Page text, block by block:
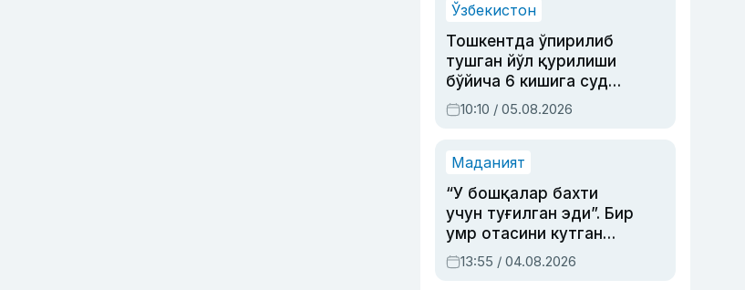
Ўзбекистон
Тошкентда ўпирилиб
тушган йўл қурилиши
бўйича 6 кишига суд
ҳукми ўқилди
10:10 / 05.08.2026
Маданият
“У бошқалар бахти
учун туғилган эди”. Бир
умр отасини кутган
актриса ва дубльяж
устаси Римма
13:55 / 04.08.2026